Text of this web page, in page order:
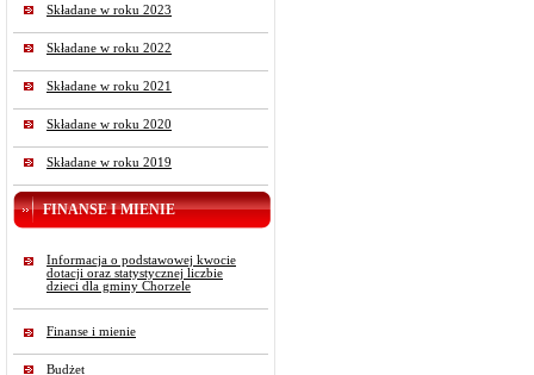
Składane w roku 2023
Składane w roku 2022
Składane w roku 2021
Składane w roku 2020
Składane w roku 2019
FINANSE I MIENIE
Informacja o podstawowej kwocie
dotacji oraz statystycznej liczbie
dzieci dla gminy Chorzele
Finanse i mienie
Budżet